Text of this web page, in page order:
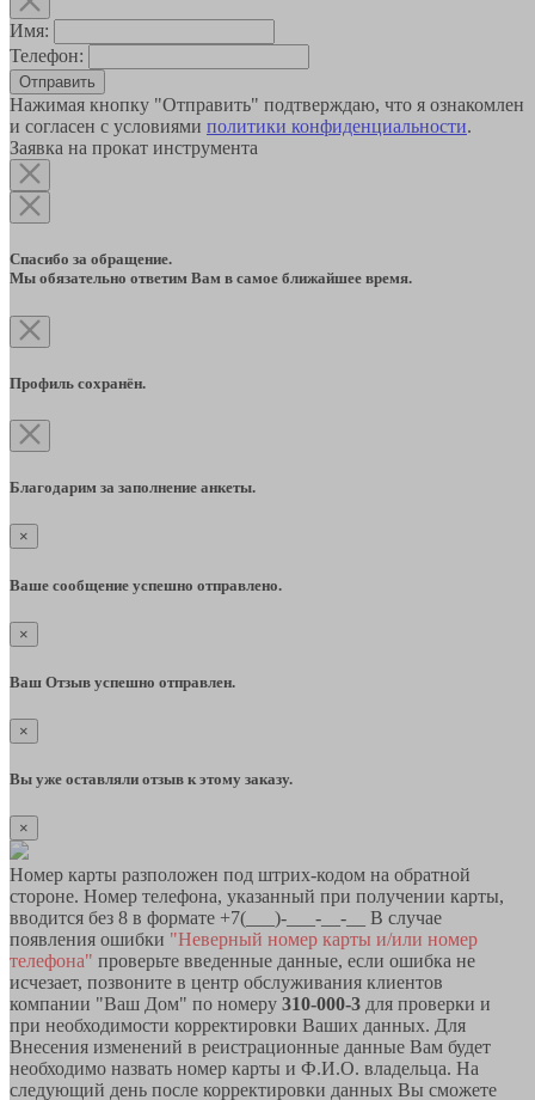
Имя:
Телефон:
Отправить
Нажимая кнопку "Отправить" подтверждаю, что я ознакомлен
и согласен с условиями политики конфиденциальности.
Заявка на прокат инструмента
Спасибо за обращение.
Мы обязательно ответим Вам в самое ближайшее время.
Профиль сохранён.
Благодарим за заполнение анкеты.
×
Ваше сообщение успешно отправлено.
×
Ваш Отзыв успешно отправлен.
×
Вы уже оставляли отзыв к этому заказу.
×
Номер карты разположен под штрих-кодом на обратной
стороне. Номер телефона, указанный при получении карты,
вводится без 8 в формате +7(___)-___-__-__ В случае
появления ошибки "Неверный номер карты и/или номер
телефона" проверьте введенные данные, если ошибка не
исчезает, позвоните в центр обслуживания клиентов
компании "Ваш Дом" по номеру 310-000-3 для проверки и
при необходимости корректировки Ваших данных. Для
Внесения изменений в реистрационные данные Вам будет
необходимо назвать номер карты и Ф.И.О. владельца. На
следующий день после корректировки данных Вы сможете